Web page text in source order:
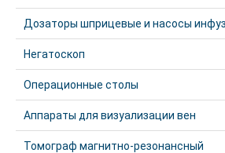
Дозаторы шприцевые и насосы
Негатоскоп
Операционные столы
Аппараты для визуализации вен
Томограф магнитно-резонансный